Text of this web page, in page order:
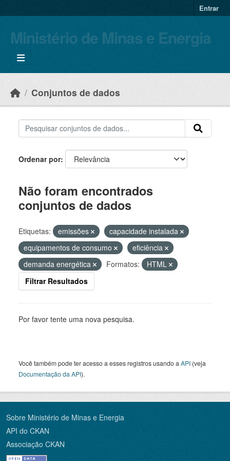
Entrar
Ministério de Minas e Energia
Conjuntos de dados
Ordenar por
Não foram encontrados
conjuntos de dados
Etiquetas: emissões
capacidade instalada
equipamentos de consumo
eficiência
demanda energética
Formatos:
HTML
Filtrar Resultados
Por favor tente uma nova pesquisa.
Você também pode ter acesso a esses registros usando a API (veja
Documentação da API).
Sobre Ministério de Minas e Energia
API do CKAN
Associação CKAN